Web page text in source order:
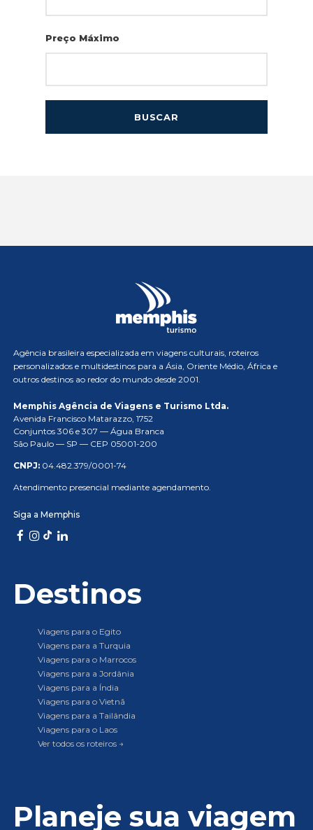
Preço Máximo
Agência brasileira especializada em viagens culturais, roteiros
personalizados e multidestinos para a Ásia, Oriente Médio, África e
outros destinos ao redor do mundo desde 2001.
Memphis Agência de Viagens e Turismo Ltda.
Avenida Francisco Matarazzo, 1752
Conjuntos 306 e 307 — Água Branca
São Paulo — SP — CEP 05001-200
CNPJ: 04.482.379/0001-74
Atendimento presencial mediante agendamento.
Siga a Memphis
Destinos
Viagens para o Egito
Viagens para a Turquia
Viagens para o Marrocos
Viagens para a Jordânia
Viagens para a Índia
Viagens para o Vietnã
Viagens para a Tailândia
Viagens para o Laos
Ver todos os roteiros →
Planeje sua viagem